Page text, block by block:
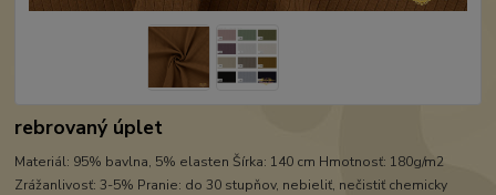
rebrovaný úplet
Materiál: 95% bavlna, 5% elasten Šírka: 140 cm Hmotnosť: 180g/m2
Zrážanlivosť: 3-5% Pranie: do 30 stupňov, nebieliť, nečistiť chemicky